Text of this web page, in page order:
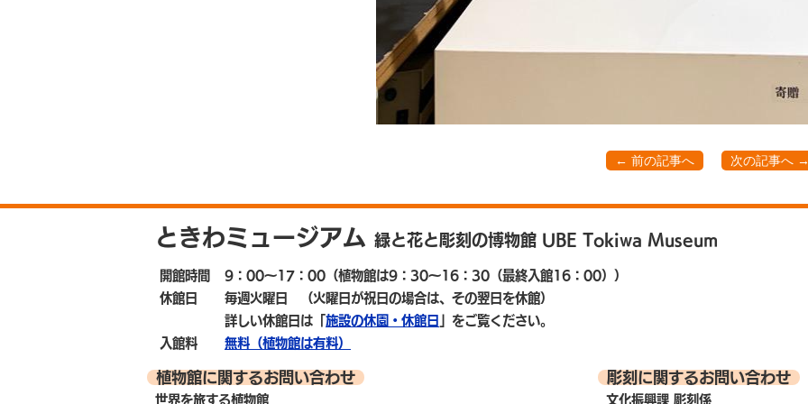
← 前の記事へ 次の記事へ
ときわミュージアム 緑と花と彫刻の博物館 UBE Tokiwa Museum
開館時間 9：00～17：00 （植物館は9：30～16：30（最終入館16：00））
休館日
毎週火曜日
（火曜日が祝日の場合は、その翌日を休館）
詳しい休館日は「 施設の休園・休館日
」をご覧ください。
入館料
無料（植物館は有料）
植物館に関するお問い合わせ
世界を旅する植物館
彫刻に関するお問い合わせ
文化振興課 彫刻係